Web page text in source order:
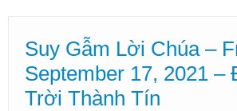
Phát Thanh Tin Lành Bay Area
Các Hội Thánh Bắc California
Suy Gẫm Lời Chúa –
September 17, 2021 –
Trời Thành Tín